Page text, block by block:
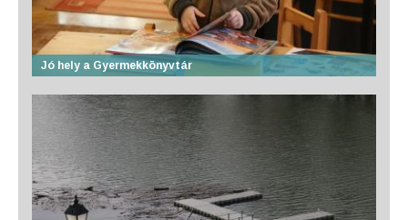
Jó hely a Gyermekkönyvtár